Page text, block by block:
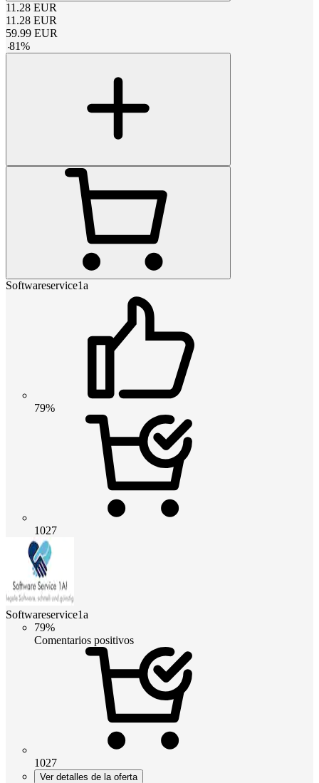
11.28 EUR
11.28 EUR
59.99 EUR
-81%
Softwareservice1a
79%
1027
Softwareservice1a
79%
Comentarios positivos
1027
Ver detalles de la oferta